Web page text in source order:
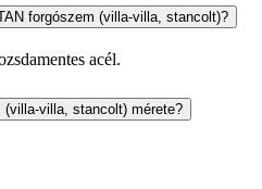
forgószem (villa-villa, stancolt)?
acél.
(villa-villa, stancolt) mérete?